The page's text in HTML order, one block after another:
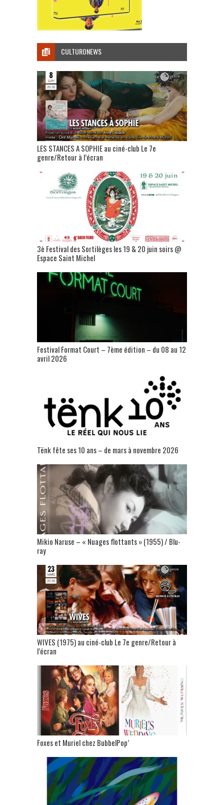
CULTURONEWS
LES STANCES A SOPHIE au ciné-club Le 7e
genre/Retour à l’écran
3è Festival des Sortilèges les 19 & 20 juin soirs @
Espace Saint Michel
Festival Format Court – 7ème édition – du 08 au 12
avril 2026
Tënk fête ses 10 ans – de mars à novembre 2026
Mikio Naruse – « Nuages flottants » (1955) / Blu-
ray
WIVES (1975) au ciné-club Le 7e genre/Retour à
l’écran
Foxes et Muriel chez BubbelPop’